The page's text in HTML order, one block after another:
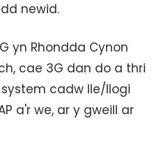
newid.
yn Rhondda Cynon
cae 3G dan do a thri
system cadw lle/llogi
a'r we, ar y gweill ar